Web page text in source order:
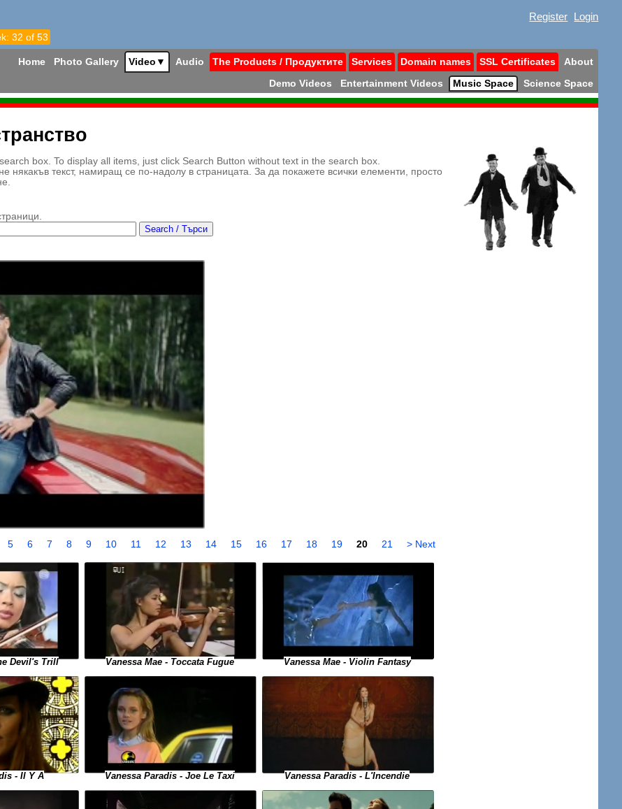
32 of 53
Register Login
Home Photo Gallery Video ▼ Audio The Products / Продуктите Services Domain names SSL Certificates About
Demo Videos Entertainment Videos Music Space Science Space
box. To display all items, just click Search Button without text in the search box.
някакъв текст, намиращ се по-надолу в страницата. За да покажете всички елементи, просто
5 6 7 8 9 10 11 12 13 14 15 16 17 18 19 20 21 > Next
Devil's Trill Vanessa Mae - Toccata Fugue Vanessa Mae - Violin Fantasy
- Il Y A Vanessa Paradis - Joe Le Taxi Vanessa Paradis - L'Incendie